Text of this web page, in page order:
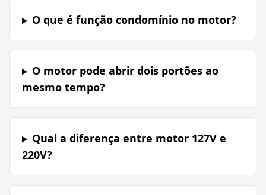
O que é função condomínio no motor?
O motor pode abrir dois portões ao
mesmo tempo?
Qual a diferença entre motor 127V e
220V?